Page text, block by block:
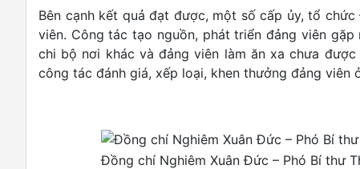
Bên cạnh kết quả đạt được, một số cấp ủy, tổ
viên. Công tác tạo nguồn, phát triển đảng viên
chi bộ nơi khác và đảng viên làm ăn xa chưa
công tác đánh giá, xếp loại, khen thưởng đảng
Đồng chí Nghiêm Xuân Đức – Phó Bí thư